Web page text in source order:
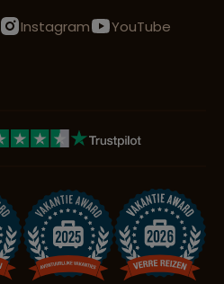
Instagram
YouTube